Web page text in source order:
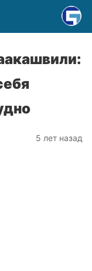
5 лет назад